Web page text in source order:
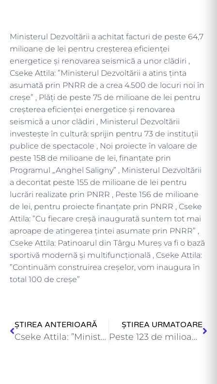
Ministerul Dezvoltării a achitat facturi de peste 64,7
milioane de lei pentru creșterea eficienței
energetice și renovarea seismică a unor clădiri ,
Cseke Attila: ”Ministerul Dezvoltării a atins ținta
asumată prin PNRR de a crea 4.500 de locuri noi în
creșe” , Plăți de peste 75 de milioane de lei pentru
creșterea eficienței energetice și renovarea
seismică a unor clădiri , Ministerul Dezvoltării
investește în cultură: sprijin pentru 73 de instituții
publice de spectacole , Noi proiecte în valoare de
peste 158 de milioane de lei, finanțate prin
Programul „Anghel Saligny” , Ministerul Dezvoltării
a decontat peste 155 de milioane de lei pentru
lucrări realizate prin PNRR , Peste 156 de milioane
de lei, pentru proiecte finanțate prin PNRR , Cseke
Attila: ”Cu fiecare creșă inaugurată suntem tot mai
aproape de atingerea țintei asumate prin PNRR” ,
Cseke Attila: Patinoarul din Târgu Mureș va fi o bază
sportivă modernă și multifuncțională , Cseke Attila:
”Continuăm construirea creșelor, vom inaugura în
total 100 de creșe”
ȘTIREA ANTERIOARĂ
Cseke Attila: ”Ministerul Dezvoltării a atins ținta asumată prin PNRR…
ȘTIREA URMATOARE
Peste 123 de milioane de lei pentru lucrări realizate prin…